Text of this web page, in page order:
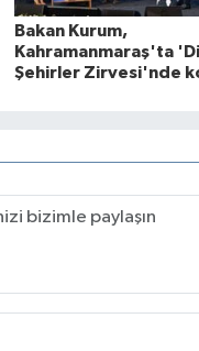
Bakan Kurum,
Kahramanmaraş'ta
Şehirler Zirvesi'nde